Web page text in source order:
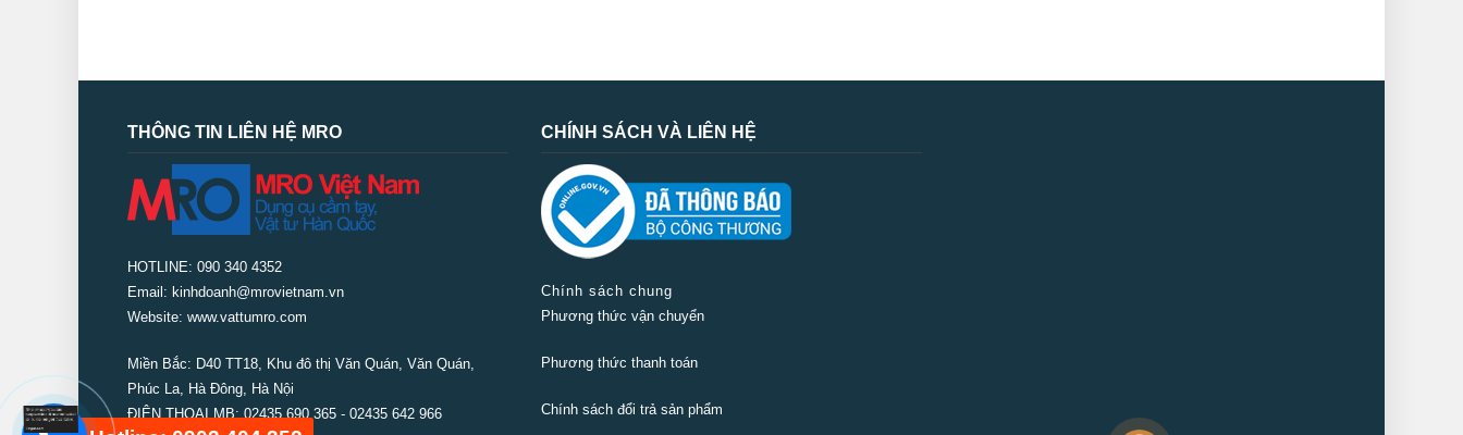
THÔNG TIN LIÊN HỆ MRO
HOTLINE: 090 340 4352
Email: kinhdoanh@mrovietnam.vn
Website: www.vattumro.com
Miền Bắc: D40 TT18, Khu đô thị Văn Quán, Văn Quán,
Phúc La, Hà Đông, Hà Nội
ĐIỆN THOẠI MB: 02435 690 365 - 02435 642 966
CHÍNH SÁCH VÀ LIÊN HỆ
Chính sách chung
Phương thức vận chuyển
Phương thức thanh toán
Chính sách đổi trả sản phẩm